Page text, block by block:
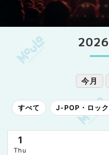
今月
すべて J-POP・ロック
1
Thu